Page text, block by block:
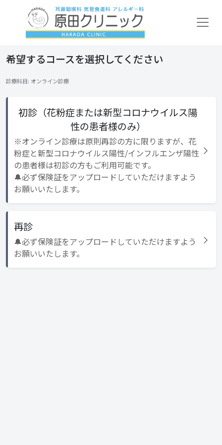
希望するコースを選択してください
診療科目: オンライン診療
初診（花粉症または新型コロナウイルス陽
性の患者様のみ）
※オンライン診療は原則再診の方に限りますが、花
粉症と新型コロナウイルス陽性/インフルエンザ陽性
の患者様は初診の方もご利用可能です。
🔔必ず保険証をアップロードしていただけますよう
お願いいたします。
再診
🔔必ず保険証をアップロードしていただけますよう
お願いいたします。